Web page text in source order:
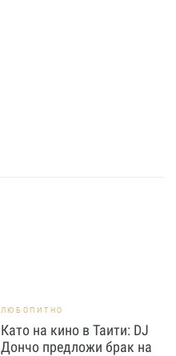
ЛЮБОПИТНО
Като на кино в Таити: DJ
Дончо предложи брак на